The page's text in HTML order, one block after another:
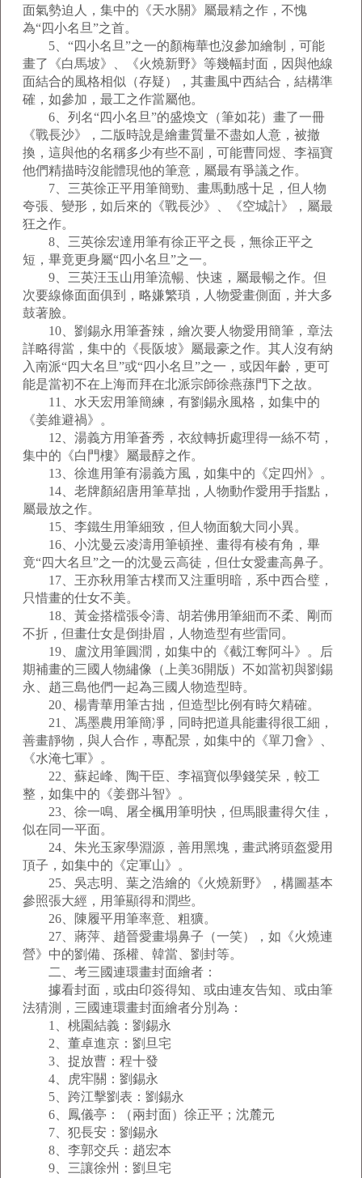
面氣勢迫人，集中的《天水關》屬最精之作，不愧
為“四小名旦”之首。
5、“四小名旦”之一的顏梅華也沒參加繪制，可能
畫了《白馬坡》、《火燒新野》等幾幅封面，因與他線
面結合的風格相似（存疑），其畫風中西結合，結構準
確，如參加，最工之作當屬他。
6、列名“四小名旦”的盛煥文（筆如花）畫了一冊
《戰長沙》，二版時說是繪畫質量不盡如人意，被撤
換，這與他的名稱多少有些不副，可能曹同煜、李福寶
他們精描時沒能體現他的筆意，屬最有爭議之作。
7、三英徐正平用筆簡勁、畫馬動感十足，但人物
夸張、變形，如后來的《戰長沙》、《空城計》，屬最
狂之作。
8、三英徐宏達用筆有徐正平之長，無徐正平之
短，畢竟更身屬“四小名旦”之一。
9、三英汪玉山用筆流暢、快速，屬最暢之作。但
次要線條面面俱到，略嫌繁瑣，人物愛畫側面，并大多
鼓著臉。
10、劉錫永用筆蒼辣，繪次要人物愛用簡筆，章法
詳略得當，集中的《長阪坡》屬最豪之作。其人沒有納
入南派“四大名旦”或“四小名旦”之一，或因年齡，更可
能是當初不在上海而拜在北派宗師徐燕蓀門下之故。
11、水天宏用筆簡練，有劉錫永風格，如集中的
《姜維避禍》。
12、湯義方用筆蒼秀，衣紋轉折處理得一絲不茍，
集中的《白門樓》屬最醇之作。
13、徐進用筆有湯義方風，如集中的《定四州》。
14、老牌顏紹唐用筆草拙，人物動作愛用手指點，
屬最放之作。
15、李鐵生用筆細致，但人物面貌大同小異。
16、小沈曼云凌濤用筆頓挫、畫得有棱有角，畢
竟“四大名旦”之一的沈曼云高徒，但仕女愛畫高鼻子。
17、王亦秋用筆古樸而又注重明暗，系中西合璧，
只惜畫的仕女不美。
18、黃金搭檔張令濤、胡若佛用筆細而不柔、剛而
不折，但畫仕女是倒掛眉，人物造型有些雷同。
19、盧汶用筆圓潤，如集中的《截江奪阿斗》。后
期補畫的三國人物繡像（上美36開版）不如當初與劉錫
永、趙三島他們一起為三國人物造型時。
20、楊青華用筆古拙，但造型比例有時欠精確。
21、馮墨農用筆簡凈，同時把道具能畫得很工細，
善畫靜物，與人合作，專配景，如集中的《單刀會》、
《水淹七軍》。
22、蘇起峰、陶干臣、李福寶似學錢笑呆，較工
整，如集中的《姜鄧斗智》。
23、徐一鳴、屠全楓用筆明快，但馬眼畫得欠佳，
似在同一平面。
24、朱光玉家學淵源，善用黑塊，畫武將頭盔愛用
頂子，如集中的《定軍山》。
25、吳志明、葉之浩繪的《火燒新野》，構圖基本
參照張大經，用筆顯得和潤些。
26、陳履平用筆率意、粗獷。
27、蔣萍、趙晉愛畫塌鼻子（一笑），如《火燒連
營》中的劉備、孫權、韓當、劉封等。
二、考三國連環畫封面繪者：
據看封面，或由印簽得知、或由連友告知、或由筆
法猜測，三國連環畫封面繪者分別為：
1、桃園結義：劉錫永
2、董卓進京：劉旦宅
3、捉放曹：程十發
4、虎牢關：劉錫永
5、跨江擊劉表：劉錫永
6、鳳儀亭：（兩封面）徐正平；沈麓元
7、犯長安：劉錫永
8、李郭交兵：趙宏本
9、三讓徐州：劉旦宅